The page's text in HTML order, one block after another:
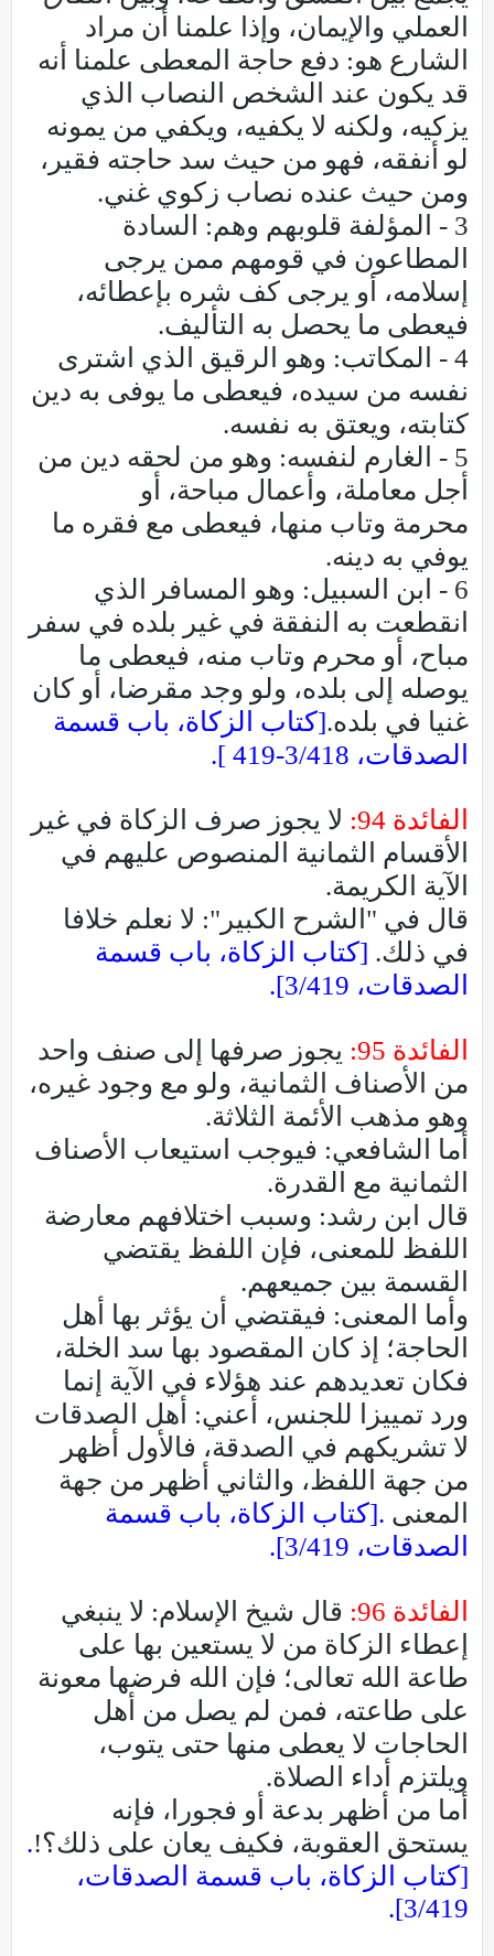
العملي والإيمان، وإذا علمنا أن مراد
الشارع هو: دفع حاجة المعطى علمنا أنه
قد يكون عند الشخص النصاب الذي
يزكيه، ولكنه لا يكفيه، ويكفي من يمونه
لو أنفقه، فهو من حيث سد حاجته فقير،
ومن حيث عنده نصاب زكوي غني.
3 - المؤلفة قلوبهم وهم: السادة
المطاعون في قومهم ممن يرجى
إسلامه، أو يرجى كف شره بإعطائه،
فيعطى ما يحصل به التأليف.
4 - المكاتب: وهو الرقيق الذي اشترى
نفسه من سيده، فيعطى ما يوفى به دين
كتابته، ويعتق به نفسه.
5 - الغارم لنفسه: وهو من لحقه دين من
أجل معاملة، وأعمال مباحة، أو
محرمة وتاب منها، فيعطى مع فقره ما
يوفي به دينه.
6 - ابن السبيل: وهو المسافر الذي
انقطعت به النفقة في غير بلده في سفر
مباح، أو محرم وتاب منه، فيعطى ما
يوصله إلى بلده، ولو وجد مقرضا، أو كان
غنيا في بلده.[كتاب الزكاة، باب قسمة
الصدقات، 3/418-419 ].
الفائدة 94:
لا يجوز صرف الزكاة في غير
الأقسام الثمانية المنصوص عليهم في
الآية الكريمة.
قال في "الشرح الكبير": لا نعلم خلافا
في ذلك. [كتاب الزكاة، باب قسمة
الصدقات، 3/419].
الفائدة 95:
يجوز صرفها إلى صنف واحد
من الأصناف الثمانية، ولو مع وجود غيره،
وهو مذهب الأئمة الثلاثة.
أما الشافعي: فيوجب استيعاب الأصناف
الثمانية مع القدرة.
قال ابن رشد: وسبب اختلافهم معارضة
اللفظ للمعنى، فإن اللفظ يقتضي
القسمة بين جميعهم.
وأما المعنى: فيقتضي أن يؤثر بها أهل
الحاجة؛ إذ كان المقصود بها سد الخلة،
فكان تعديدهم عند هؤلاء في الآية إنما
ورد تمييزا للجنس، أعني: أهل الصدقات
لا تشريكهم في الصدقة، فالأول أظهر
من جهة اللفظ، والثاني أظهر من جهة
المعنى .[كتاب الزكاة، باب قسمة
الصدقات، 3/419].
الفائدة 96:
قال شيخ الإسلام: لا ينبغي
إعطاء الزكاة من لا يستعين بها على
طاعة الله تعالى؛ فإن الله فرضها معونة
على طاعته، فمن لم يصل من أهل
الحاجات لا يعطى منها حتى يتوب،
ويلتزم أداء الصلاة.
أما من أظهر بدعة أو فجورا، فإنه
يستحق العقوبة، فكيف يعان على ذلك؟!.
[كتاب الزكاة، باب قسمة الصدقات،
3/419].